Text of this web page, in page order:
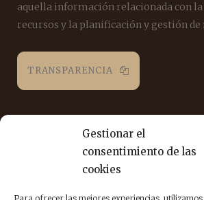
Gestionar el
consentimiento de las
cookies
aquella información relacionada con
recursos y la planificación y gestión de
TRANSPARENCIA
REDES SOCIALES
Puedes seguirnos en las siguientes